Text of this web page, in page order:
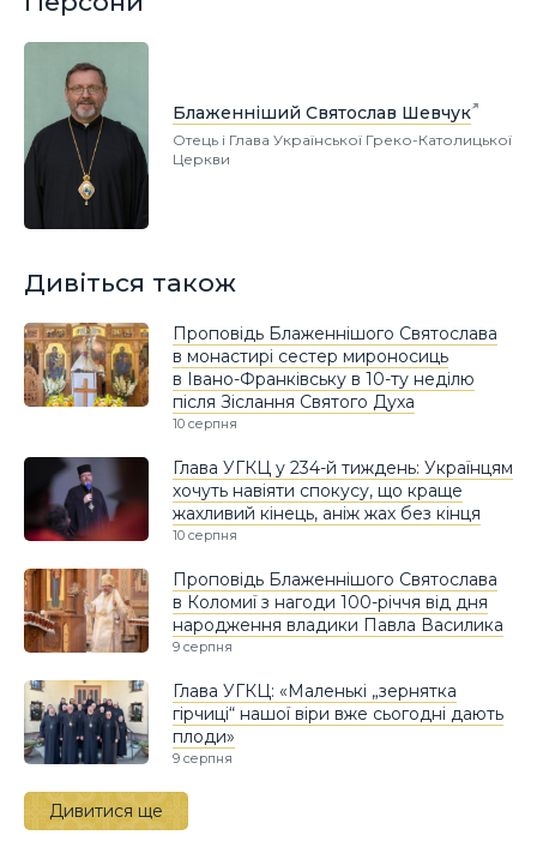
Блаженніший Святослав Шевчук
Отець і Глава Української Греко-Католицької
Церкви
Дивіться також
Проповідь Блаженнішого Святослава
в монастирі сестер мироносиць
в Івано-Франківську в 10-ту неділю
після Зіслання Святого Духа
10 серпня
Глава УГКЦ у 234-й тиждень: Українцям
хочуть навіяти спокусу, що краще
жахливий кінець, аніж жах без кінця
10 серпня
Проповідь Блаженнішого Святослава
в Коломиї з нагоди 100-річчя від дня
народження владики Павла Василика
9 серпня
Глава УГКЦ: «Маленькі „зернятка
гірчиці“ нашої віри вже сьогодні дають
плоди»
9 серпня
Дивитися ще